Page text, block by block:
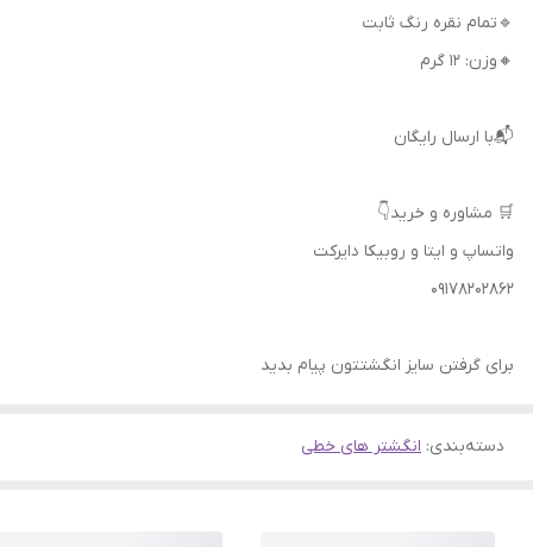
🔹تمام نقره رنگ ثابت
🔸وزن: ۱۲ گرم
📬با ارسال رایگان
🛒 مشاوره و خرید👇
واتساپ و ایتا و روبیکا دایرکت
09178202862
برای گرفتن سایز انگشتتون پیام بدید
دسته‌بندی: انگشتر های خطی